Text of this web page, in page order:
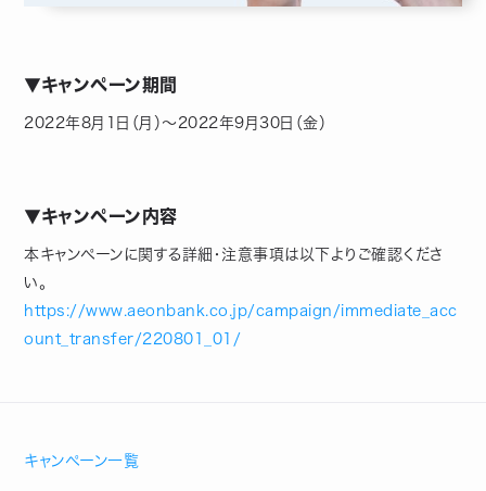
▼キャンペーン期間
2022年8月1日（月）〜2022年9月30日（金）
▼キャンペーン内容
本キャンペーンに関する詳細・注意事項は以下よりご確認くださ
い。
https://www.aeonbank.co.jp/campaign/immediate_acc
ount_transfer/220801_01/
キャンペーン一覧